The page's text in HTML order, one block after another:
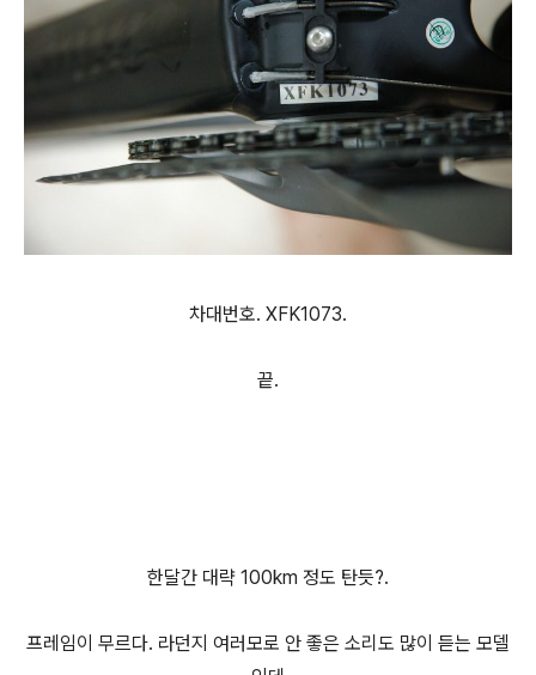
차대번호. XFK1073.
끝.
한달간 대략 100km 정도 탄듯?.
프레임이 무르다. 라던지 여러모로 안 좋은 소리도 많이 듣는 모델